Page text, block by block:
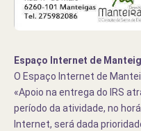
Espaço Internet de
O Espaço Internet de
«Apoio na entrega do IRS
período da atividade, no
Internet, será dada